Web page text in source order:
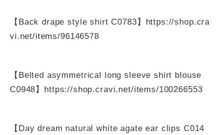
【Back drape style shirt C0783】 https://shop.cra
vi.net/items/96146578
【Belted asymmetrical long sleeve shirt blouse
C0948】 https://shop.cravi.net/items/100266553
【Day dream natural white agate ear clips C014